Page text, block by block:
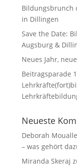
Bildungsbrunch
in Dillingen
Save the Date:
Augsburg &
Neues Jahr,
Beitragsparade
Neueste
Deborah
– was gehört
Miranda Skeraj